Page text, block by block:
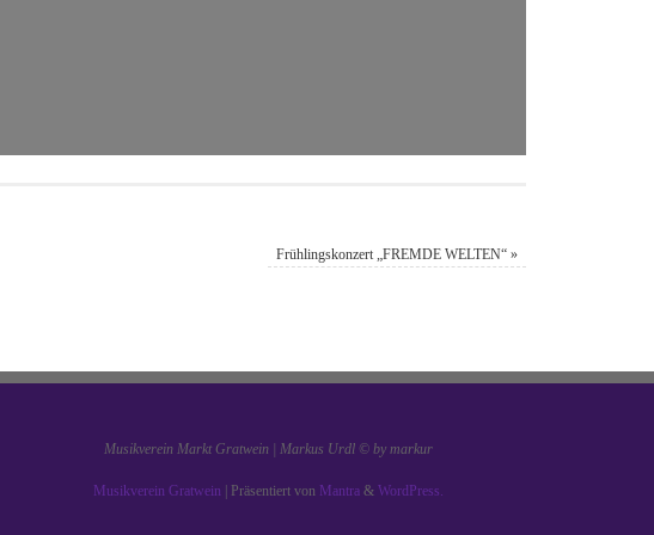
Frühlingskonzert „FREMDE WELTEN“ »
Musikverein Markt Gratwein | Markus Urdl © by markur
Musikverein Gratwein| Präsentiert von Mantra& WordPress.